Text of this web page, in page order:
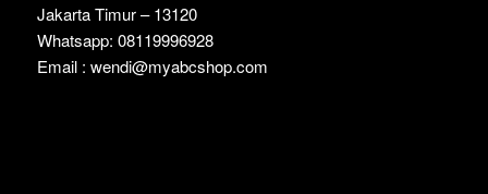
Jakarta Timur – 13120
Whatsapp: 08119996928
Email : wendi@myabcshop.com